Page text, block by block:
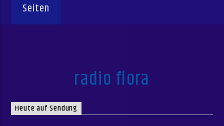
Seiten
radio flora
Heute auf Sendung